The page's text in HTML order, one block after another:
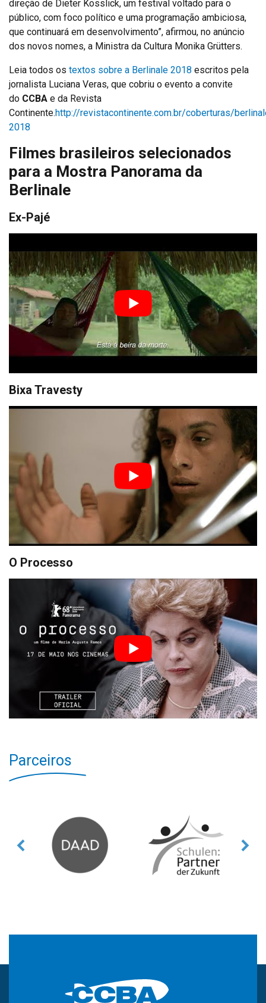
direção de Dieter Kosslick, um festival voltado para o
público, com foco político e uma programação ambiciosa,
que continuará em desenvolvimento”, afirmou, no anúncio
dos novos nomes, a Ministra da Cultura Monika Grütters.
Leia todos os textos sobre a Berlinale 2018 escritos pela
jornalista Luciana Veras, que cobriu o evento a convite
do CCBA e da Revista
Continente.http://revistacontinente.com.br/coberturas/
2018
Filmes brasileiros selecionados
para a Mostra Panorama da
Berlinale
Ex-Pajé
Bixa Travesty
O Processo
Parceiros